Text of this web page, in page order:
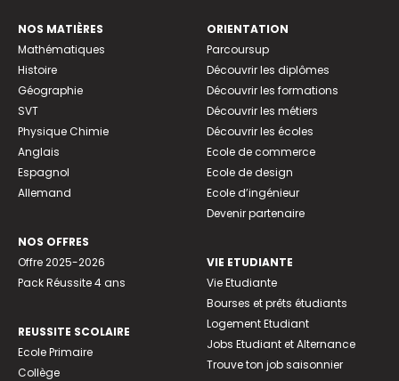
NOS MATIÈRES
Mathématiques
Histoire
Géographie
SVT
Physique Chimie
Anglais
Espagnol
Allemand
NOS OFFRES
Offre 2025-2026
Pack Réussite 4 ans
REUSSITE SCOLAIRE
Ecole Primaire
Collège
ORIENTATION
Parcoursup
Découvrir les diplômes
Découvrir les formations
Découvrir les métiers
Découvrir les écoles
Ecole de commerce
Ecole de design
Ecole d’ingénieur
Devenir partenaire
VIE ETUDIANTE
Vie Etudiante
Bourses et prêts étudiants
Logement Etudiant
Jobs Etudiant et Alternance
Trouve ton job saisonnier